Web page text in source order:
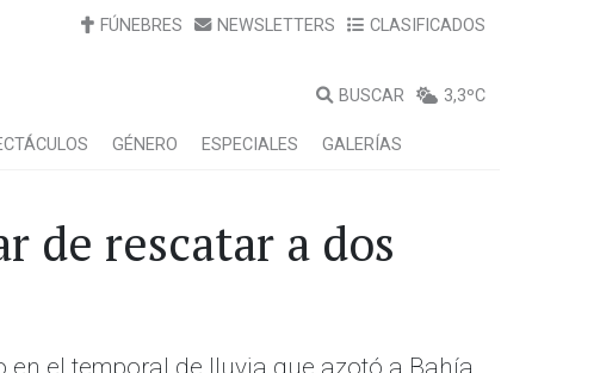
FÚNEBRES NEWSLETTERS CLASIFICADOS
BUSCAR 3,3ºC
GÉNERO ESPECIALES GALERÍAS
de rescatar a dos
el temporal de lluvia que azotó a Bahía